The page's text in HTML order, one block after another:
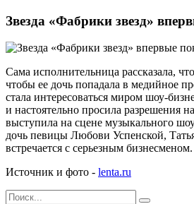
Звезда «Фабрики звезд»
Сама исполнительница рассказала,
чтобы ее дочь попадала в медийное
стала интересоваться миром шоу-
и настоятельно просила разрешения
выступила на сцене музыкального
дочь певицы Любови Успенской,
встречается с серьезным бизнесменом.
Источник и фото - lenta.ru